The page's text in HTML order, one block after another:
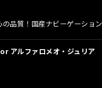
の品質！国産ナビーゲー
アルファロメオ・ジュリア